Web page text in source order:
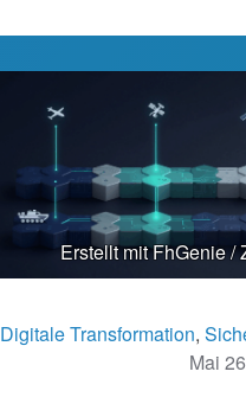
Erstellt mit FhGenie /
Digitale Transformation,
Mai